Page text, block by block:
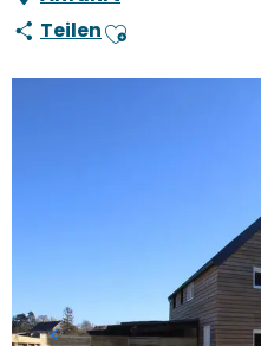
TeilenAjouter aux favoris